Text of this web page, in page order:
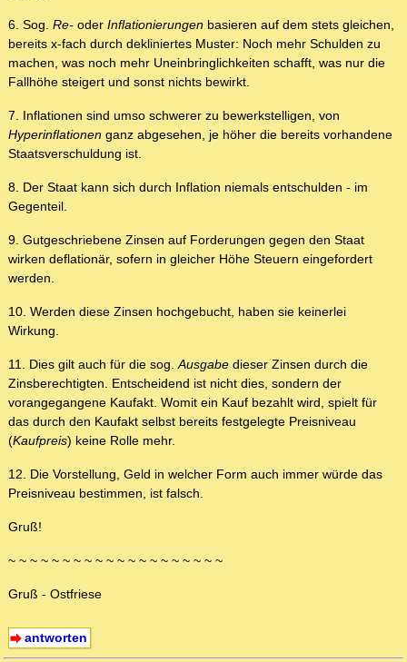
6. Sog. Re- oder Inflationierungen basieren auf dem stets gleichen,
bereits x-fach durch dekliniertes Muster: Noch mehr Schulden zu
machen, was noch mehr Uneinbringlichkeiten schafft, was nur die
Fallhöhe steigert und sonst nichts bewirkt.
7. Inflationen sind umso schwerer zu bewerkstelligen, von
Hyperinflationen ganz abgesehen, je höher die bereits vorhandene
Staatsverschuldung ist.
8. Der Staat kann sich durch Inflation niemals entschulden - im
Gegenteil.
9. Gutgeschriebene Zinsen auf Forderungen gegen den Staat
wirken deflationär, sofern in gleicher Höhe Steuern eingefordert
werden.
10. Werden diese Zinsen hochgebucht, haben sie keinerlei
Wirkung.
11. Dies gilt auch für die sog.Ausgabe dieser Zinsen durch die
Zinsberechtigten. Entscheidend ist nicht dies, sondern der
vorangegangene Kaufakt. Womit ein Kauf bezahlt wird, spielt für
das durch den Kaufakt selbst bereits festgelegte Preisniveau
(Kaufpreis) keine Rolle mehr.
12. Die Vorstellung, Geld in welcher Form auch immer würde das
Preisniveau bestimmen, ist falsch.
Gruß!
~ ~ ~ ~ ~ ~ ~ ~ ~ ~ ~ ~ ~ ~ ~ ~ ~ ~ ~ ~
Gruß - Ostfriese
antworten